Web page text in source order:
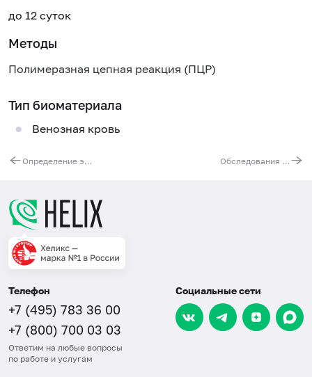
до 12 суток
Методы
Полимеразная цепная реакция (ПЦР)
Тип биоматериала
Венозная кровь
Определение экспансии триплетов при спиноцеребеллярной атаксии 6 типа. Ген CACNA1A Обследования на частые генетические причины мозжечковой атаксии (СЦА 1,2,3,6,7, АФ)
Телефон
+7 (495) 783 36 00
+7 (800) 700 03 03
Ответим на любые вопросы
по работе и услугам
Социальные сети